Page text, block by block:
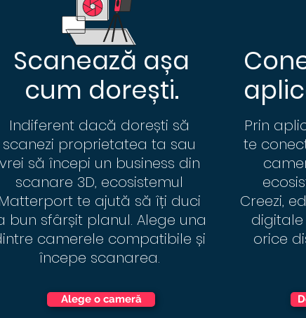
Scanează așa
cum dorești.
Indiferent dacă dorești să
scanezi proprietatea ta sau
vrei să începi un business din
scanare 3D, ecosistemul
Matterport te ajută să îți duci
bun sfârșit planul. Alege una
camerele compatibile și
începe scanarea.
Alege o cameră
Prin
te
Creezi,
orice